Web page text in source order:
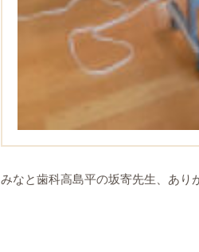
みなと歯科高島平の坂寄先生、あり